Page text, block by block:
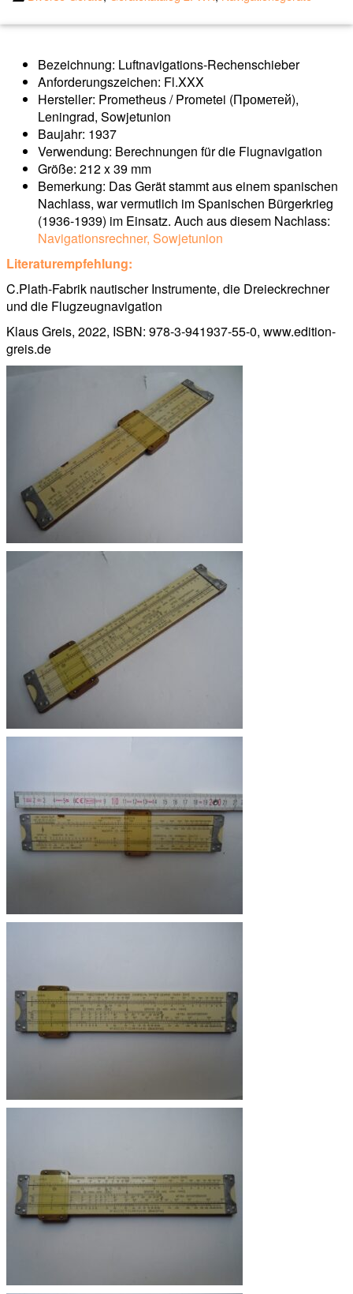
Bezeichnung: Luftnavigations-Rechenschieber
Anforderungszeichen: Fl.XXX
Hersteller: Prometheus / Prometei (Прометей),
Leningrad, Sowjetunion
Baujahr: 1937
Verwendung: Berechnungen für die Flugnavigation
Größe: 212 x 39 mm
Bemerkung: Das Gerät stammt aus einem spanischen
Nachlass, war vermutlich im Spanischen Bürgerkrieg
(1936-1939) im Einsatz. Auch aus diesem Nachlass:
Navigationsrechner, Sowjetunion
Literaturempfehlung:
C.Plath-Fabrik nautischer Instrumente, die Dreieckrechner
und die Flugzeugnavigation
Klaus Greis, 2022, ISBN: 978-3-941937-55-0, www.edition-
greis.de